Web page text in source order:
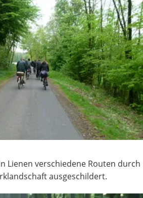
Lienen verschiedene Routen durch
ausgeschildert.